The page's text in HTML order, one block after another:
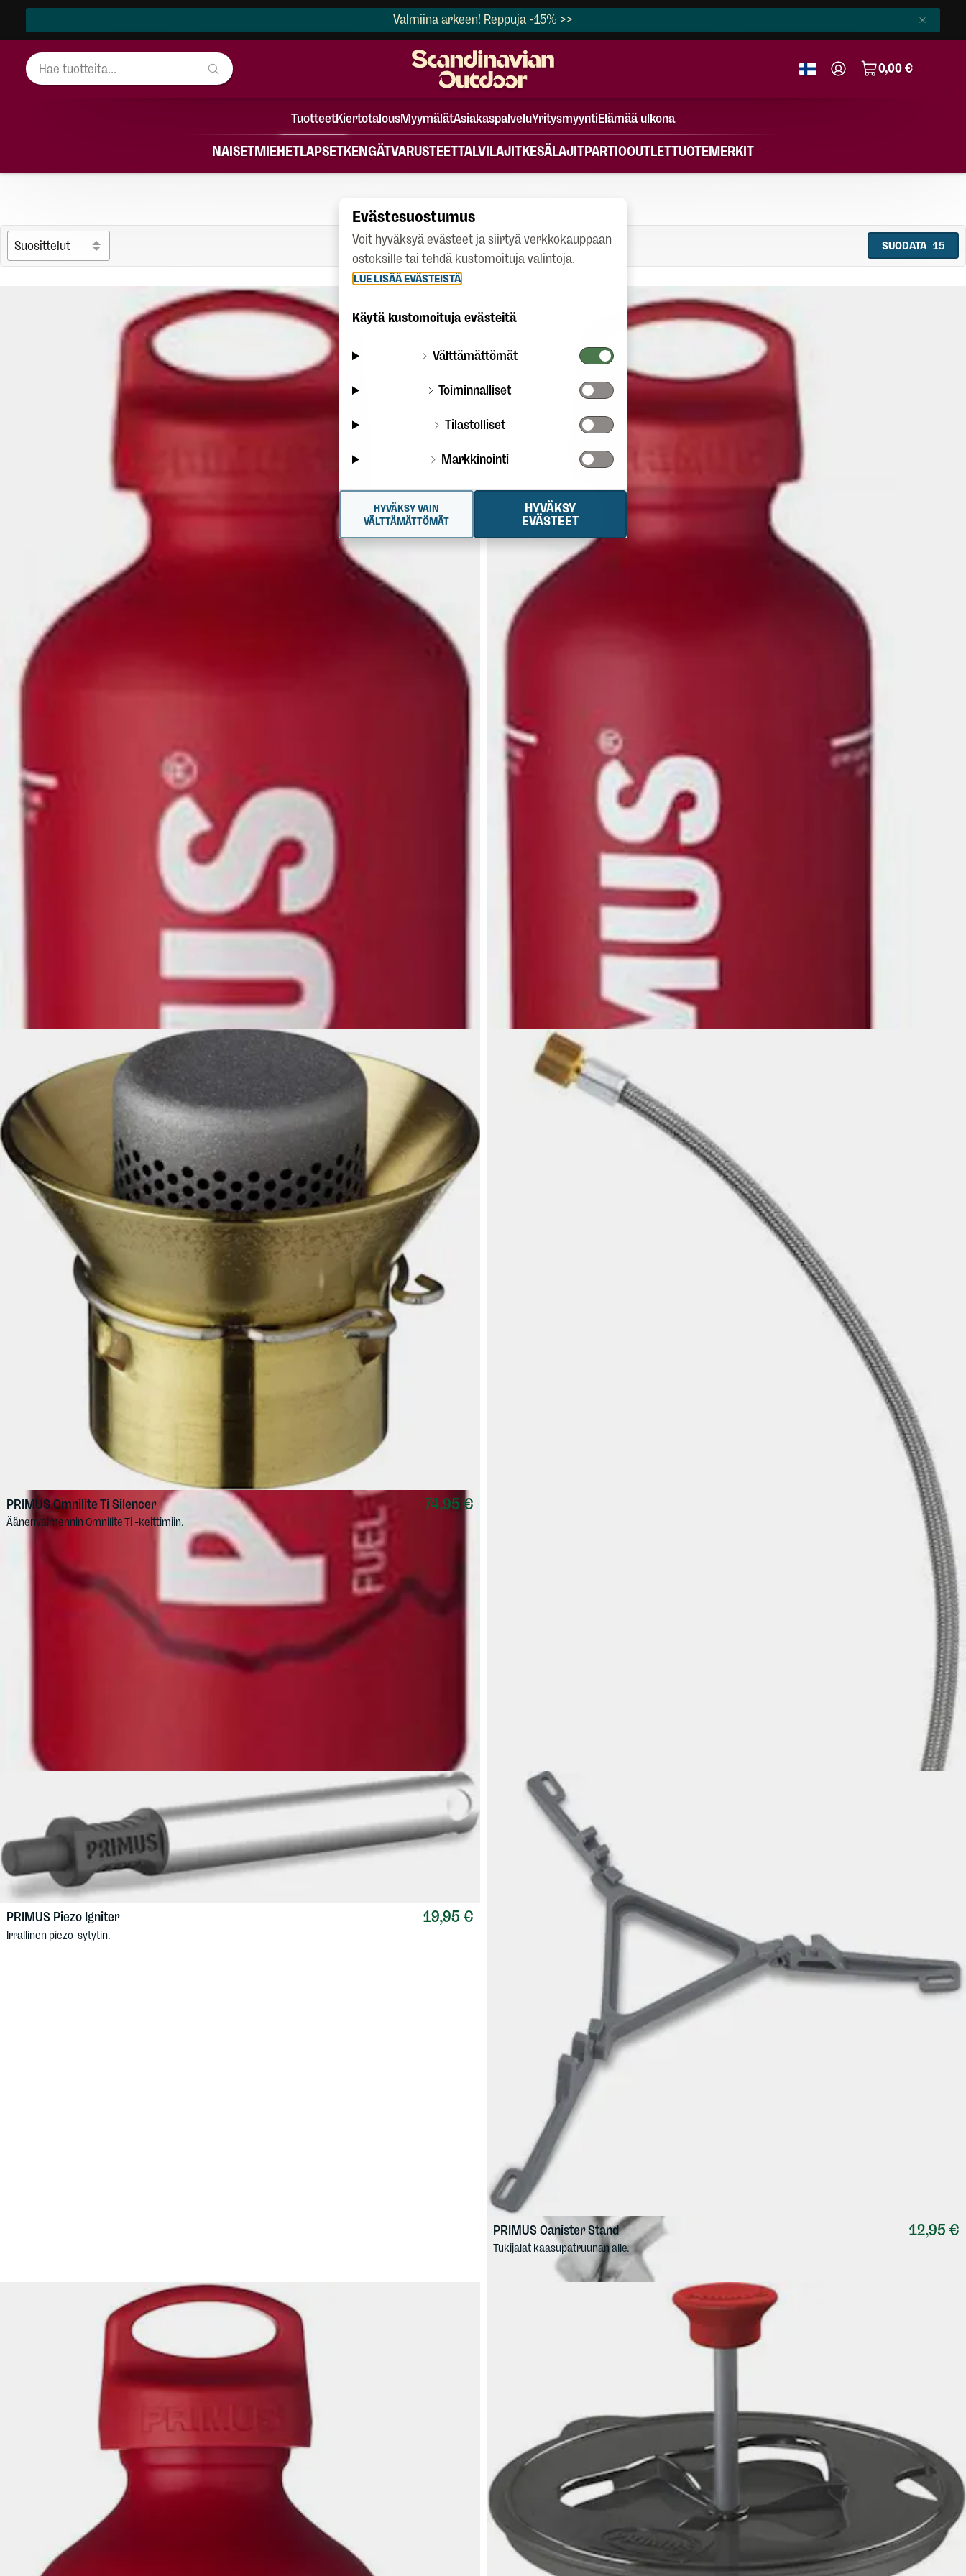
Valmiina arkeen! Reppuja -15% >>
0,00 €
TuotteetKiertotalousMyymälätAsiakaspalveluYritysmyyntiElämää ulkona
NAISETMIEHETLAPSETKENGÄTVARUSTEETTALVILAJITKESÄLAJITPARTIOOUTLETTUOTEMERKIT
SUODATA 15
Polttoainepullo painekeittimiin.
74,95 €
PRIMUSOmnilite Ti Silencer
Äänenvaimennin Omnilite Ti -keittimiin.
34,95 €
19,95 €
PRIMUS Piezo Igniter
Irrallinen piezo-sytytin.
12,95 €
PRIMUSCanister Stand
Tukijalat kaasupatruunan alle.
Evästesuostumus
Voit hyväksyä evästeet ja siirtyä verkkokauppaan
ostoksille tai tehdä kustomoituja valintoja.
LUE LISÄÄ EVÄSTEISTÄ
Käytä kustomoituja evästeitä
Välttämättömät
Toiminnalliset
Tilastolliset
Markkinointi
HYVÄKSY
EVÄSTEET
HYVÄKSY VAIN
VÄLTTÄMÄTTÖMÄT